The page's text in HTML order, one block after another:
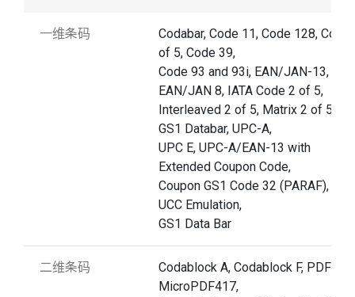
一维条码
Codabar, Code 11, Code 128, Code
of 5, Code 39,
Code 93 and 93i, EAN/JAN-13,
EAN/JAN 8, IATA Code 2 of 5,
Interleaved 2 of 5, Matrix 2 of 5,
GS1 Databar, UPC-A,
UPC E, UPC-A/EAN-13 with
Extended Coupon Code,
Coupon GS1 Code 32 (PARAF),
UCC Emulation,
GS1 Data Bar
二维条码
Codablock A, Codablock F, PDF417,
MicroPDF417,